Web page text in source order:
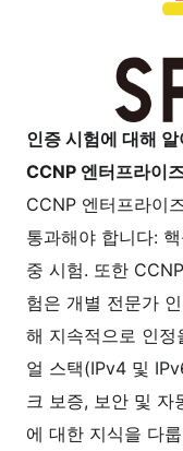
인증 시험에 대해
CCNP 엔터프라이
CCNP 엔터프라이
통과해야 합니다:
중 시험. 또한
험은 개별 전문가
해 지속적으로 인
얼 스택(IPv4 및
크 보증, 보안 및 자
에 대한 지식을 다